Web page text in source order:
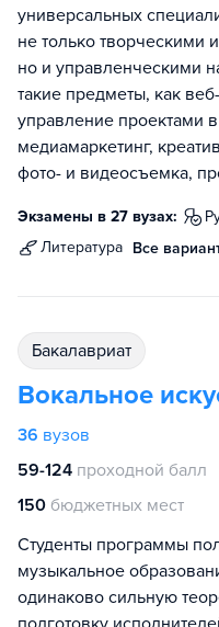
универсальных
не только творческими
но и управленческими
такие предметы, как
управление проектами
медиамаркетинг,
фото- и видеосъемка,
Экзамены в 27 вузах:
литература Все
бакалавриат
Вокальное
36 вузов
59-124 проходной балл
150 бюджетных мест
Студенты программы
музыкальное
одинаково сильную